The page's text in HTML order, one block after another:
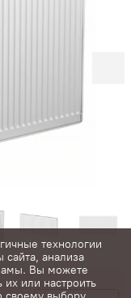
технологии
анализа
Вы можете
или настроить